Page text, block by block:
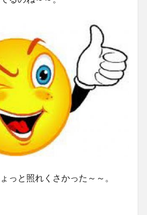
っと照れくさかった～～。